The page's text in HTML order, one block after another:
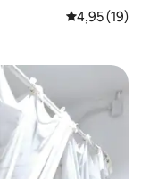
Keskmine
4,95 (19)